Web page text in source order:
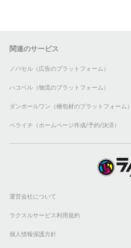
関連のサービス
ノバセル（広告のプラットフォーム）
ハコベル（物流のプラットフォーム）
ダンボールワン（梱包材のプラットフォーム）
ペライチ（ホームページ作成/予約/決済）
運営会社について
ラクスルサービス利用規約
個人情報保護方針